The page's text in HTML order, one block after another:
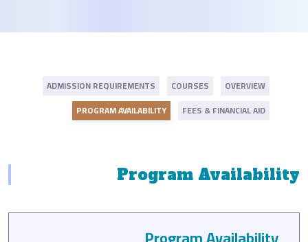
OVERVIEW
COURSES
ADMISSION REQUIREMENTS
FEES & FINANCIAL AID
PROGRAM AVAILABILITY
Program Availability